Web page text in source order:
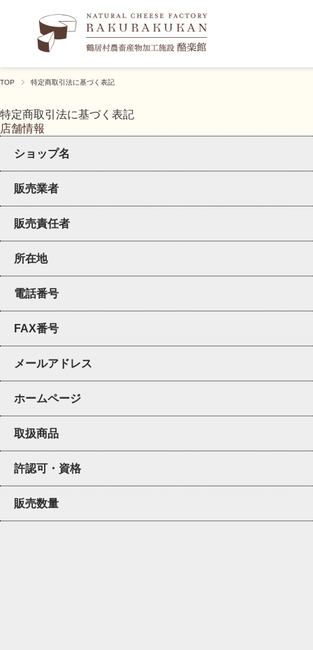
TOP 特定商取引法に基づく表記
特定商取引法に基づく表記
店舗情報
ショップ名
販売業者
販売責任者
所在地
電話番号
FAX番号
メールアドレス
ホームページ
取扱商品
許認可・資格
販売数量